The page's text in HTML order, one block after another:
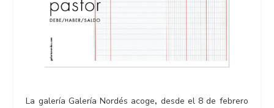
La galería Galería Nordés acoge, desde el 8 de febrero